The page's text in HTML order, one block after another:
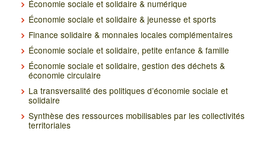
Économie sociale et solidaire & numérique
Économie sociale et solidaire & jeunesse et sports
Finance solidaire & monnaies locales complémentaires
Économie sociale et solidaire, petite enfance & famille
Économie sociale et solidaire, gestion des déchets &
économie circulaire
La transversalité des politiques d’économie sociale et
solidaire
Synthèse des ressources mobilisables par les collectivités
territoriales